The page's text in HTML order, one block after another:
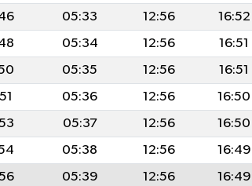
05:33 12:56 16:52
05:34 12:56 16:51
05:35 12:56 16:51
05:36 12:56 16:50
05:37 12:56 16:50
05:38 12:56 16:49
05:39 12:56 16:49